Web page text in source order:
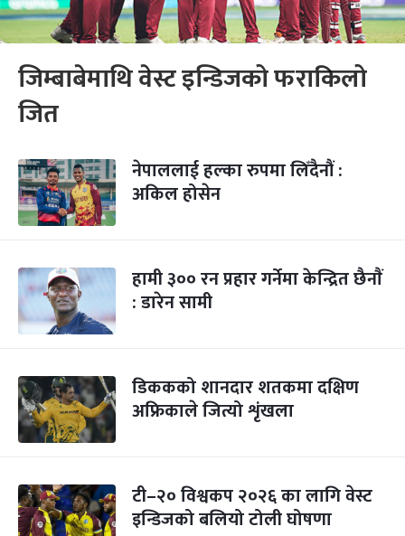
जिम्बाबेमाथि वेस्ट इन्डिजको फराकिलो
जित
नेपाललाई हल्का रुपमा लिँदैनौं :
अकिल होसेन
हामी ३०० रन प्रहार गर्नेमा केन्द्रित छैनाैं
: डारेन सामी
डिककको शानदार शतकमा दक्षिण
अफ्रिकाले जित्यो शृंखला
टी–२० विश्वकप २०२६ का लागि वेस्ट
इन्डिजको बलियो टोली घोषणा